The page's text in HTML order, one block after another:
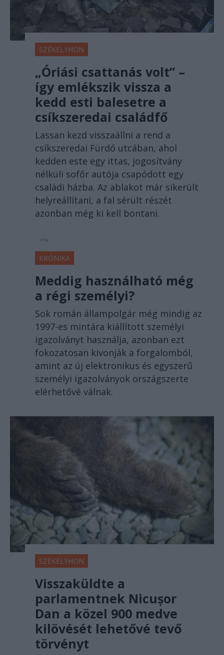
SZÉKELYHON
„Óriási csattanás volt” –
így emlékszik vissza a
kedd esti balesetre a
csíkszeredai családfő
Lassan kezd visszaállni a rend a
csíkszeredai Fürdő utcában, ahol
kedden este egy ittas, jogosítvány
nélküli sofőr autója csapódott egy
családi házba. Az ablakot már sikerült
helyreállítani, a fal sérült részét
azonban még ki kell bontani.
KRÓNIKA
Meddig használható még
a régi személyi?
Sok román állampolgár még mindig az
1997-es mintára kiállított személyi
igazolványt használja, azonban ezt
fokozatosan kivonják a forgalomból,
amint az új elektronikus és egyszerű
személyi igazolványok országszerte
elérhetővé válnak.
SZÉKELYHON
Visszaküldte a
parlamentnek Nicușor
Dan a közel 900 medve
kilövését lehetővé tevő
törvényt